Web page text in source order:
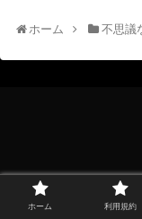
ホーム 不思議
ホーム
ホーム 利用規約